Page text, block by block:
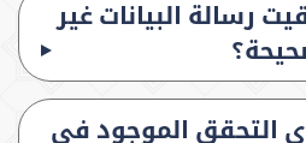
رسالة البيانات غير
التحقق الموجود في